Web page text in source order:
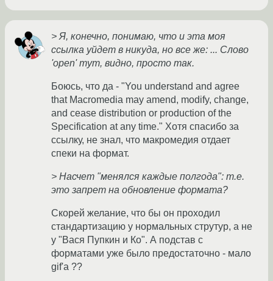
> Я, конечно, понимаю, что и эта моя
ссылка уйдет в никуда, но все же: ... Слово
'open' тут, видно, просто так.
Боюсь, что да - "You understand and agree
that Macromedia may amend, modify, change,
and cease distribution or production of the
Specification at any time." Хотя спасибо за
ссылку, не знал, что макромедия отдает
спеки на формат.
> Насчет "менялся каждые полгода": т.е.
это запрет на обновление формата?
Скорей желание, что бы он проходил
стандартизацию у нормальных струтур, а не
у "Вася Пупкин и Ко". А подстав с
форматами уже было предостаточно - мало
gif'а ??